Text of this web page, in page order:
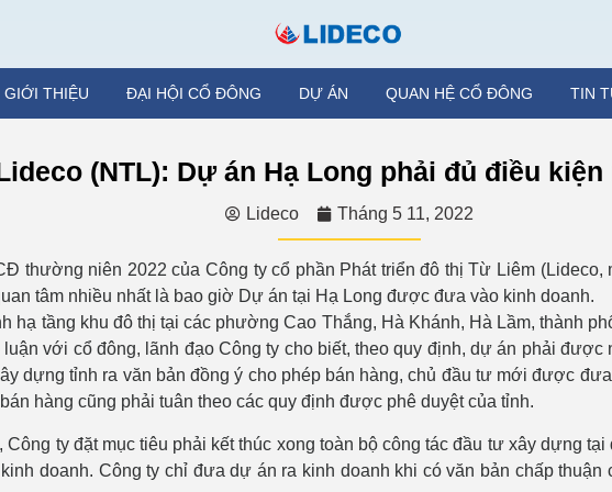
GIỚI THIỆU ĐẠI HỘI CỔ ĐÔNG DỰ ÁN QUAN HỆ CỔ ĐÔNG TIN
(NTL): Dự án Hạ Long phải đủ điều
Lideco Tháng 5 11, 2022
thường niên 2022 của Công ty cổ phần Phát triển đô thị Từ Liêm (Lideco,
tâm nhiều nhất là bao giờ Dự án tại Hạ Long được đưa vào kinh doanh.
hạ tầng khu đô thị tại các phường Cao Thắng, Hà Khánh, Hà Lầm, thành
luận với cổ đông, lãnh đạo Công ty cho biết, theo quy định, dự án phải được
dựng tỉnh ra văn bản đồng ý cho phép bán hàng, chủ đầu tư mới được
hàng cũng phải tuân theo các quy định được phê duyệt của tỉnh.
Công ty đặt mục tiêu phải kết thúc xong toàn bộ công tác đầu tư xây dựng
doanh. Công ty chỉ đưa dự án ra kinh doanh khi có văn bản chấp thuận